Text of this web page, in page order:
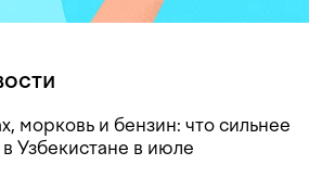
морковь и бензин: что сильнее
Узбекистане в июле